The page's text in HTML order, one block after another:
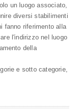
un luogo associato,
diversi stabilimenti
fanno riferimento alla
l'indirizzo nel luogo
della
e sotto categorie,